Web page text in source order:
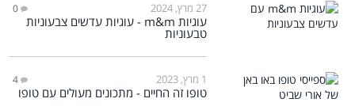
27 מרץ, 2024 0
עוגיות m&m - עוגיות עדשים צבעוניות
טבעוניות
1 מרץ, 2023 4
טופו זה החיים - מתכונים מעולים עם טופו